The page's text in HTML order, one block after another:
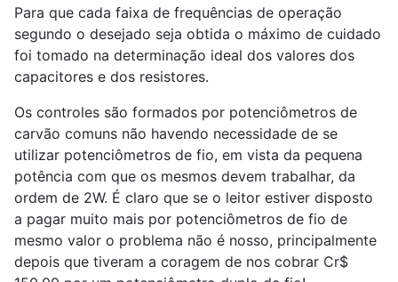
Para que cada faixa de frequências de operação
segundo o desejado seja obtida o máximo de cuidado
foi tomado na determinação ideal dos valores dos
capacitores e dos resistores.
Os controles são formados por potenciômetros de
carvão comuns não havendo necessidade de se
utilizar potenciômetros de fio, em vista da pequena
potência com que os mesmos devem trabalhar, da
ordem de 2W. É claro que se o leitor estiver disposto
a pagar muito mais por potenciômetros de fio de
mesmo valor o problema não é nosso, principalmente
depois que tiveram a coragem de nos cobrar Cr$